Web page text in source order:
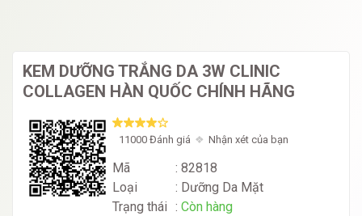
KEM DƯỠNG TRẮNG DA 3W CLINIC
COLLAGEN HÀN QUỐC CHÍNH HÃNG
11000 Đánh giá Nhận xét của bạn
Mã
: 82818
Loại
: Dưỡng Da Mặt
Trạng thái : Còn hàng